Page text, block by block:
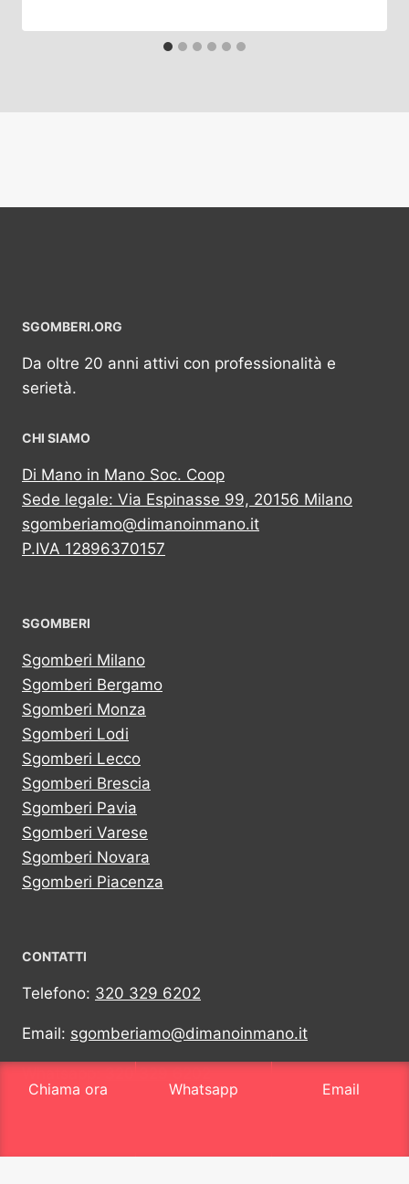
SGOMBERI.ORG
Da oltre 20 anni attivi con professionalità e
serietà.
CHI SIAMO
Di Mano in Mano Soc. Coop
Sede legale: Via Espinasse 99, 20156 Milano
sgomberiamo@dimanoinmano.it
P.IVA 12896370157
SGOMBERI
Sgomberi Milano
Sgomberi Bergamo
Sgomberi Monza
Sgomberi Lodi
Sgomberi Lecco
Sgomberi Brescia
Sgomberi Pavia
Sgomberi Varese
Sgomberi Novara
Sgomberi Piacenza
CONTATTI
Telefono: 320 329 6202
Email: sgomberiamo@dimanoinmano.it
Chiama ora
Whatsapp Email